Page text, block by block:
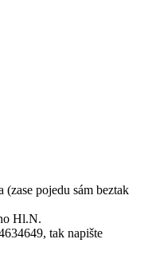
pojedu sám beztak
Hl.N.
tak napište